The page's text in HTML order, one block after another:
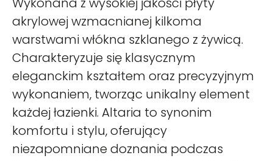
akrylowej wzmacnianej kilkoma
warstwami włókna szklanego z żywicą.
Charakteryzuje się klasycznym
eleganckim kształtem oraz precyzyjnym
wykonaniem, tworząc unikalny element
każdej łazienki. Altaria to synonim
komfortu i stylu, oferujący
niezapomniane doznania podczas